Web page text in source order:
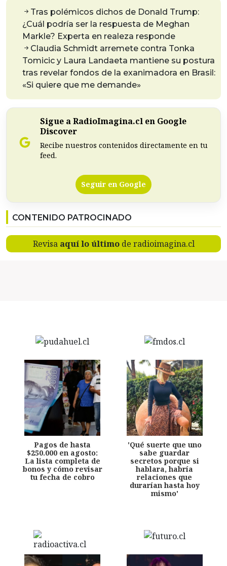
Tras polémicos dichos de Donald Trump:
¿Cuál podría ser la respuesta de Meghan
Markle? Experta en realeza responde
Claudia Schmidt arremete contra Tonka
Tomicic y Laura Landaeta mantiene su postura
tras revelar fondos de la exanimadora en Brasil:
«Si quiere que me demande»
Sigue a RadioImagina.cl en Google
Discover
Recibe nuestros contenidos directamente en tu
feed.
Seguir en Google
CONTENIDO PATROCINADO
Revisa aquí lo últimode radioimagina.cl
Pagos de hasta
$250.000 en agosto:
La lista completa de
bonos y cómo revisar
tu fecha de cobro
'Qué suerte que uno
sabe guardar
secretos porque si
hablara, habría
relaciones que
durarían hasta hoy
mismo'